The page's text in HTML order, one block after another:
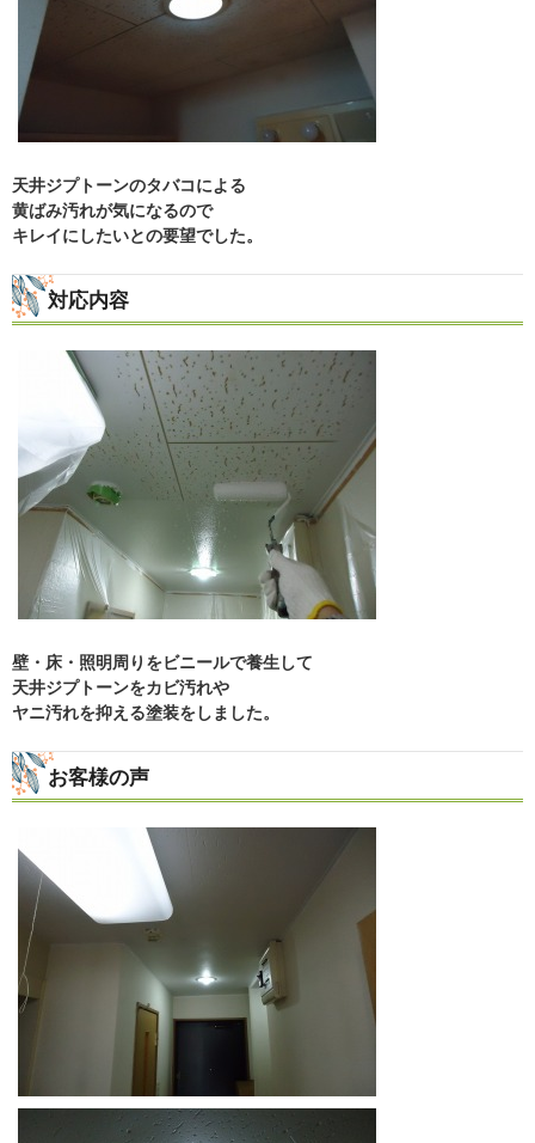
天井ジプトーンのタバコによる
黄ばみ汚れが気になるので
キレイにしたいとの要望でした。
対応内容
壁・床・照明周りをビニールで養生して
天井ジプトーンをカビ汚れや
ヤニ汚れを抑える塗装をしました。
お客様の声